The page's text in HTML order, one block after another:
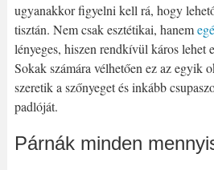
ugyanakkor figyelni kell rá, hogy
tisztán. Nem csak esztétikai, hanem
lényeges, hiszen rendkívül káros lehet
Sokak számára vélhetően ez az egyik
szeretik a szőnyeget és inkább
padlóját.
Párnák minden